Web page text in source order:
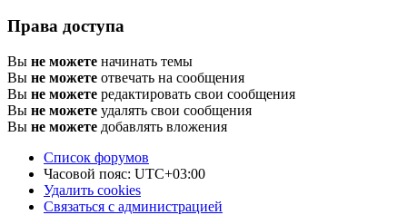
Права доступа
Вы не можете начинать темы
Вы не можете отвечать на сообщения
Вы не можете редактировать свои сообщения
Вы не можете удалять свои сообщения
Вы не можете добавлять вложения
Список форумов
Часовой пояс: UTC+03:00
Удалить cookies
Связаться с администрацией